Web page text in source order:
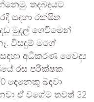
තදබදයට
සඳහා රක්ෂිත
මුදල් ගෙවීමෙන්
විසඳුම් මගේ
සඳහා අධිකරණ වෛද්‍ය
රස පරීක්ෂක
දෙනෙකු බඳවා
ඒ වගේම තවත් 32